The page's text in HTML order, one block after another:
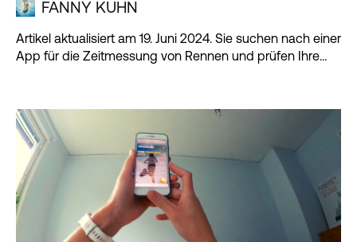
FANNY KUHN
Artikel aktualisiert am 19. Juni 2024. Sie suchen nach einer
App für die Zeitmessung von Rennen und prüfen Ihre